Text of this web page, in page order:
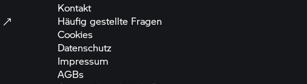
Kontakt
Häufig gestellte Fragen
Cookies
Datenschutz
Impressum
AGBs